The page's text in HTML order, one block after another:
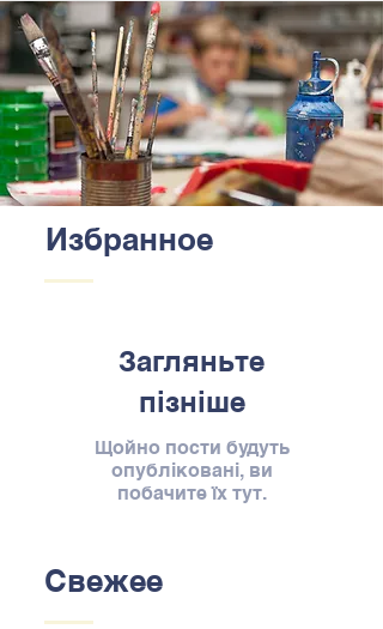
Избранное
Загляньте
пізніше
Щойно пости будуть
опубліковані, ви
побачите їх тут.
Свежее